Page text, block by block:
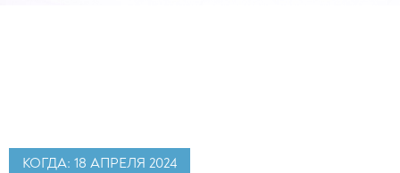
КОГДА: 18 АПРЕЛЯ 2024